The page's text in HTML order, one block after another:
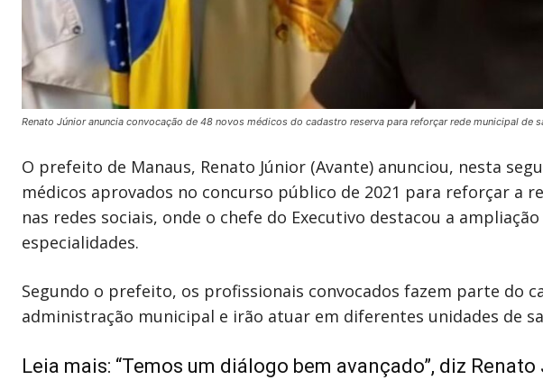
Renato Júnior anuncia convocação de 48 novos médicos do cadastro reserva para reforçar rede municipal de
O prefeito de Manaus, Renato Júnior (Avante) anunciou, nesta
médicos aprovados no concurso público de 2021 para reforçar a
nas redes sociais, onde o chefe do Executivo destacou a
especialidades.
Segundo o prefeito, os profissionais convocados fazem parte do
administração municipal e irão atuar em diferentes unidades de
Leia mais: “Temos um diálogo bem avançado”, diz